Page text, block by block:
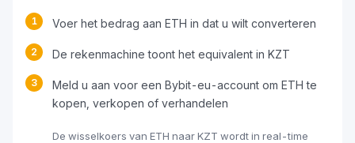
1 Voer het bedrag aan ETH in dat u wilt converteren
2 De rekenmachine toont het equivalent in KZT
3
Meld u aan voor een Bybit-eu-account om ETH te
kopen, verkopen of verhandelen
De wisselkoers van ETH naar KZT wordt in real-time